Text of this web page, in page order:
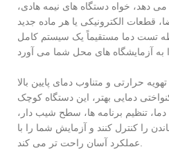
دهد، خواه دستگاه های نیمه هادی،
قطعات الکترونیکی یا هر ماده جدید
تست دما مستقیماً یک سیستم کامل
حرارتی و متناوب دمای پایین بالا
دمایی بهتر، این دستگاه کوچک
تنظیم برنامه ها، سطح شیب دار،
را کنترل کنند و آزمایش شما را با